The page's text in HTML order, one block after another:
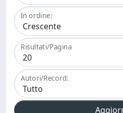
In ordine:
Risultati/Pagina
Autori/Record: